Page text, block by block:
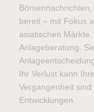
bereit – mit Fokus
asiatischen
Anlageberatung.
Ihr Verlust kann
Vergangenheit
Entwicklungen.